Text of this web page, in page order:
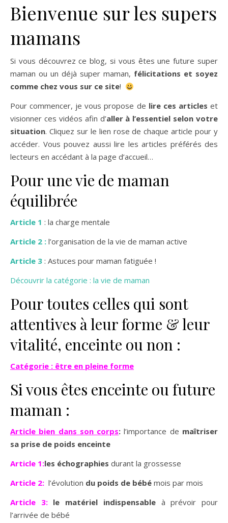
Bienvenue sur les supers
mamans
Si vous découvrez ce blog, si vous êtes une future super
maman ou un déjà super maman, félicitations et soyez
comme chez vous sur ce site!
Pour commencer, je vous propose de lire ces articles et
visionner ces vidéos afin d’aller à l’essentiel selon votre
situation. Cliquez sur le lien rose de chaque article pour y
accéder. Vous pouvez aussi lire les articles préférés des
lecteurs en accédant à la page d’accueil…
Pour une vie de maman
équilibrée
Article 1 : la charge mentale
Article 2 : l’organisation de la vie de maman active
Article 3 : Astuces pour maman fatiguée !
Découvrir la catégorie : la vie de maman
Pour toutes celles qui sont
attentives à leur forme & leur
vitalité, enceinte ou non :
Catégorie : être en pleine forme
Si vous êtes enceinte ou future
maman :
Article bien dans son corps: l’importance de maîtriser
sa prise de poids enceinte
Article 1:les échographies durant la grossesse
Article 2: l’évolution du poids de bébé mois par mois
Article 3:le matériel indispensable à prévoir pour
l’arrivée de bébé